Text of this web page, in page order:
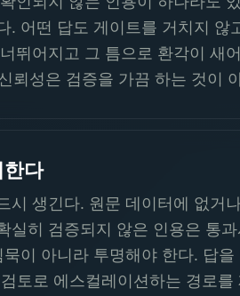
어떤 답도 게이트를 거치지
뛰어지고 그 틈으로 환각이 새
뢰성은 검증을 가끔 하는 것이
한다
생긴다. 원문 데이터에 없거
히 검증되지 않은 인용은 통
이 아니라 투명해야 한다. 답
토로 에스컬레이션하는 경로